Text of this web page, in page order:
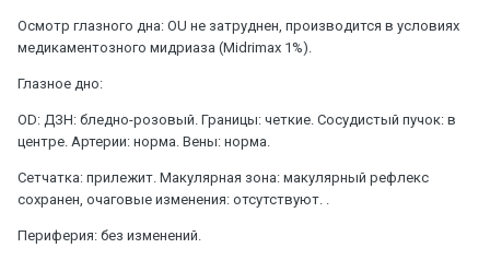
Осмотр глазного дна: OU не затруднен, производится в условиях
медикаментозного мидриаза (Midrimax 1%).
Глазное дно:
OD: ДЗН: бледно-розовый. Границы: четкие. Сосудистый пучок: в
центре. Артерии: норма. Вены: норма.
Сетчатка: прилежит. Макулярная зона: макулярный рефлекс
сохранен, очаговые изменения: отсутствуют. .
Периферия: без изменений.